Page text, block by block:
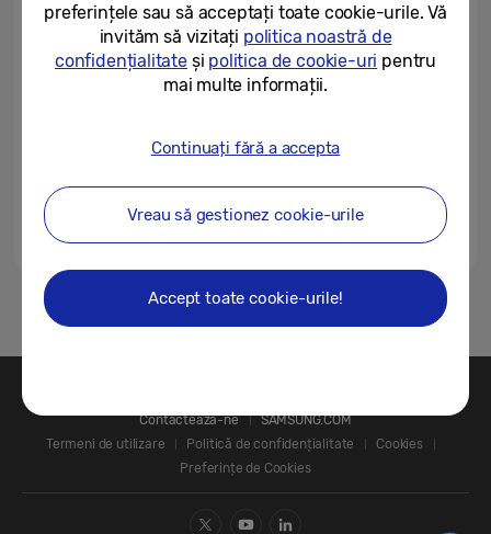
O singură dimensiune nu mai
este potrivită pentru toți:
europenii își doresc un ecran...
21/07/2026
Inovațiile care stau la baza celor
mai subțiri și mai sofisticate
dispozitive pliabile Samsung
12/08/2025
Contactează-ne
SAMSUNG.COM
Termeni de utilizare
Politică de confidențialitate
Cookies
Preferințe de Cookies
preferințele sau să acceptați toate cookie-urile. Vă
invităm să vizitați politica noastră de
confidențialitateși politica de cookie-uri pentru
mai multe informații.
Continuați fără a accepta
Vreau să gestionez cookie-urile
Accept toate cookie-urile!